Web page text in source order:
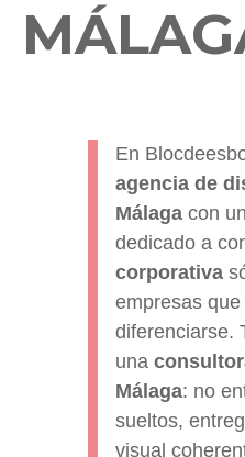
En
agencia de
Málaga con
dedicado a
corporativa
empresas
diferenciarse.
una
Málaga: no
sueltos,
visual